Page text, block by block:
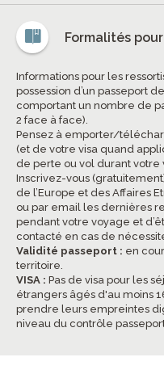
Formalités
Informations pour les
possession d’un passeport
comportant un nombre de
2 face à face).
Pensez à emporter/
(et de votre visa quand
de perte ou vol durant votre
Inscrivez-vous
de l’Europe et des Affaires
ou par email les dernières
pendant votre voyage et
contacté en cas de
Validité passeport : en
territoire.
VISA : Pas de visa pour les
étrangers âgés d'au moins
prendre leurs empreintes
niveau du contrôle